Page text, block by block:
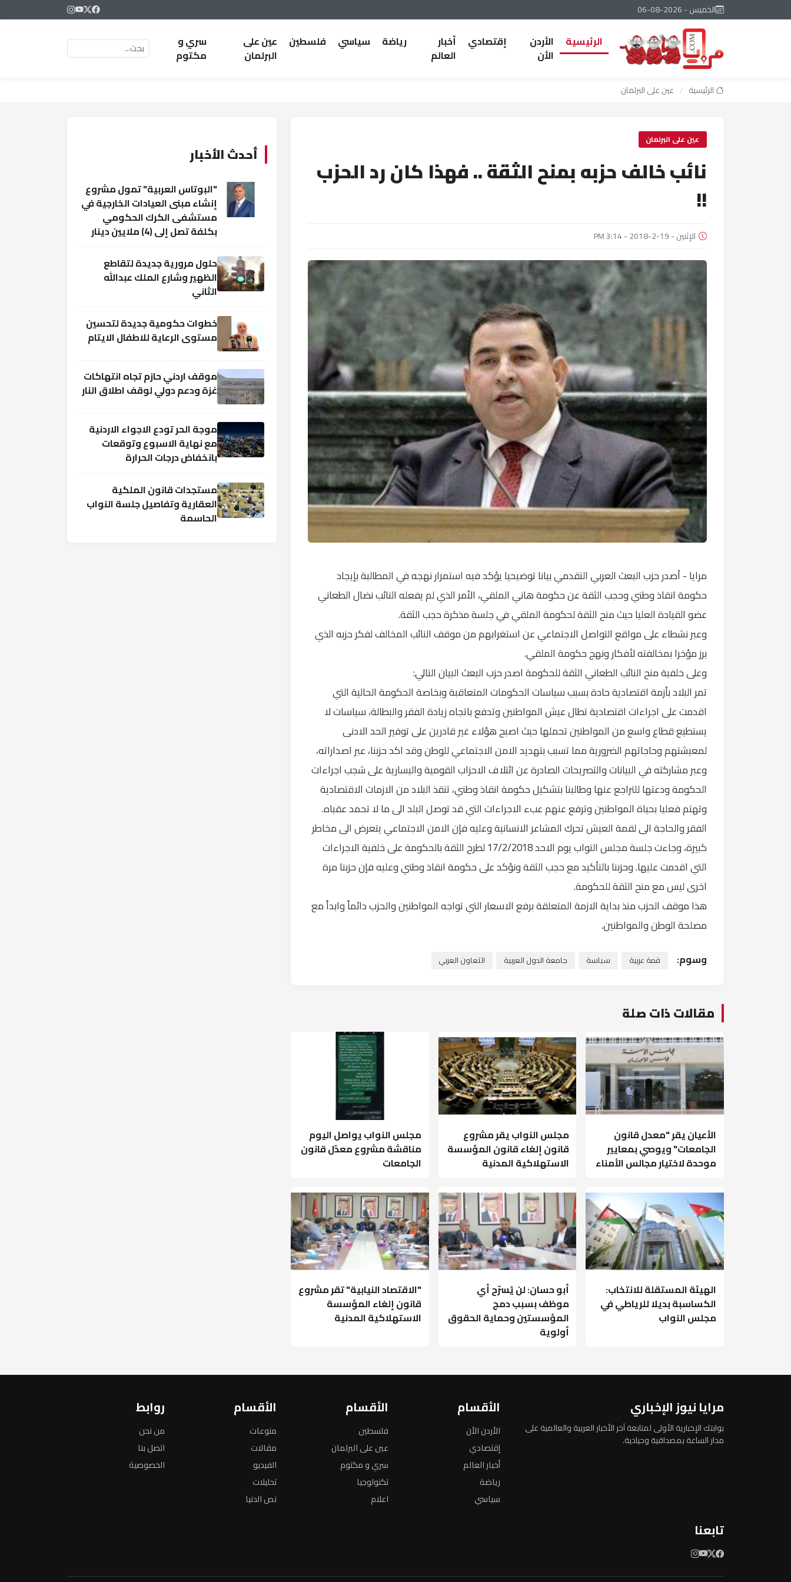
الخميس - 2026-08-06
الرئيسية
الأردن
الأن
إقتصادي
أخبار
العالم
رياضة سياسي فلسطين
عين على
البرلمان
سري و
مكتوم
الرئيسية / عين على البرلمان
عين على البرلمان
نائب خالف حزبه بمنح الثقة .. فهذا كان رد الحزب
!!
الإثنين - 19-2-2018 - 3:14 PM
مرايا - أصدر حزب البعث العربي التقدمي بيانا توضيحيا يؤكد فيه استمرار نهجه في المطالبة بإيجاد
حكومة انقاذ وطني وحجب الثقة عن حكومة هاني الملقي، الأمر الذي لم يفعله النائب نضال الطعاني
عضو القيادة العليا حيث منح الثقة لحكومة الملقي في جلسة مذكرة حجب الثقة.
وعبر نشطاء على مواقع التواصل الاجتماعي عن استغرابهم من موقف النائب المخالف لفكر حزبه الذي
برز مؤخرا بمخالفته لأفكار ونهج حكومة الملقي.
وعلى خلفية منح النائب الطعاني الثقة للحكومة اصدر حزب البعث البيان التالي:
تمر البلاد بأزمة اقتصادية حادة بسبب سياسات الحكومات المتعاقبة وبخاصة الحكومة الحالية التي
اقدمت على اجراءات اقتصادية تطال عيش المواطنين وتدفع باتجاه زيادة الفقر والبطالة، سياسات لا
يستطيع قطاع واسع من المواطنين تحملها حيث اصبح هؤلاء غير قادرين على توفير الحد الادنى
لمعيشتهم وحاجاتهم الضرورية مما تسبب بتهديد الامن الاجتماعي للوطن وقد اكد حزبنا، عبر اصداراته،
وعبر مشاركته في البيانات والتصريحات الصادرة عن ائتلاف الاحزاب القومية واليسارية على شجب اجراءات
الحكومة ودعتها للتراجع عنها وطالبنا بتشكيل حكومة انقاذ وطني، تنقذ البلاد من الازمات الاقتصادية
وتهتم فعليا بحياة المواطنين وترفع عنهم عبء الاجراءات التي قد توصل البلد الى ما لا تحمد عقباه.
الفقر والحاجة الى لقمة العيش تحرك المشاعر الانسانية وعليه فإن الامن الاجتماعي يتعرض الى مخاطر
كبيرة، وجاءت جلسة مجلس النواب يوم الاحد 17/2/2018 لطرح الثقة بالحكومة على خلفية الاجراءات
التي اقدمت عليها. وحزبنا بالتأكيد مع حجب الثقة ونؤكد على حكومة انقاذ وطني وعليه فإن حزبنا مرة
اخرى ليس مع منح الثقة للحكومة.
هذا موقف الحزب منذ بداية الازمة المتعلقة برفع الاسعار التي تواجه المواطنين والحزب دائماً وابداً مع
مصلحة الوطن والمواطنين.
وسوم: قمة عربية سياسة جامعة الدول العربية التعاون العربي
مقالات ذات صلة
الأعيان يقر "معدل قانون
الجامعات" ويوصي بمعايير
موحدة لاختيار مجالس الأمناء
مجلس النواب يقر مشروع
قانون إلغاء قانون المؤسسة
الاستهلاكية المدنية
مجلس النواب يواصل اليوم
مناقشة مشروع معدّل قانون
الجامعات
الهيئة المستقلة للانتخاب:
الكساسبة بديلا للرياطي في
مجلس النواب
أبو حسان: لن يُسرّح أي
موظف بسبب دمج
المؤسستين وحماية الحقوق
أولوية
"الاقتصاد النيابية" تقر مشروع
قانون إلغاء المؤسسة
الاستهلاكية المدنية
أحدث الأخبار
"البوتاس العربية" تمول مشروع
إنشاء مبنى العيادات الخارجية في
مستشفى الكرك الحكومي
بكلفة تصل إلى (4) ملايين دينار
حلول مرورية جديدة لتقاطع
الظهير وشارع الملك عبدالله
الثاني
خطوات حكومية جديدة لتحسين
مستوى الرعاية للاطفال الايتام
موقف اردني حازم تجاه انتهاكات
غزة ودعم دولي لوقف اطلاق النار
موجة الحر تودع الاجواء الاردنية
مع نهاية الاسبوع وتوقعات
بانخفاض درجات الحرارة
مستجدات قانون الملكية
العقارية وتفاصيل جلسة النواب
الحاسمة
مرايا نيوز الإخباري
بوابتك الإخبارية الأولى لمتابعة آخر الأخبار العربية والعالمية على
مدار الساعة بمصداقية وحيادية.
الأقسام
الأردن الأن
إقتصادي
أخبار العالم
رياضة
سياسي
الأقسام
فلسطين
عين على البرلمان
سري و مكتوم
تكنولوجيا
اعلام
الأقسام
منوعات
مقالات
الفيديو
تحليلات
نص الدنيا
روابط
من نحن
اتصل بنا
الخصوصية
تابعنا